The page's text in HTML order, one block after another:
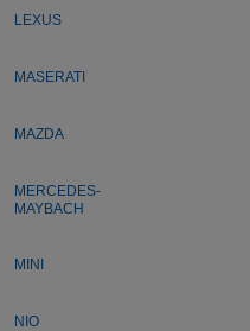
LEXUS
MASERATI
MAZDA
MERCEDES-
MAYBACH
MINI
NIO